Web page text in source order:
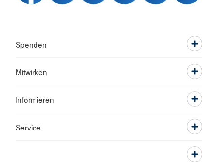
Spenden
Mitwirken
Informieren
Service